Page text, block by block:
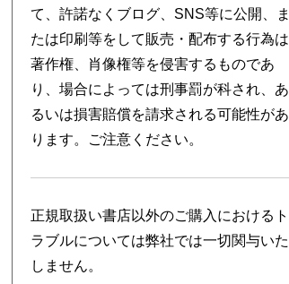
て、許諾なくブログ、SNS等に公開、ま
たは印刷等をして販売・配布する行為は
著作権、肖像権等を侵害するものであ
り、場合によっては刑事罰が科され、あ
るいは損害賠償を請求される可能性があ
ります。ご注意ください。
正規取扱い書店以外のご購入におけるト
ラブルについては弊社では一切関与いた
しません。